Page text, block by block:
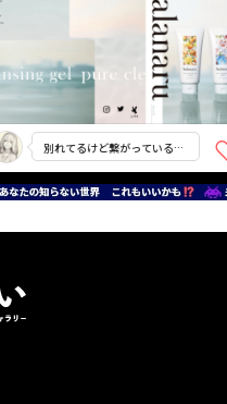
別れてるけど繋がっている情
報レイアウト